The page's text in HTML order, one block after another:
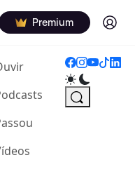
Premium Log in
(current)